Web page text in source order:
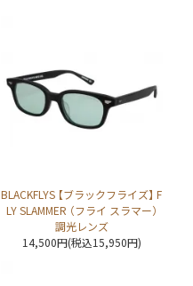
BLACKFLYS 【ブラックフライズ】 F
LY SLAMMER （フライ スラマー）
調光レンズ
14,500円(税込15,950円)